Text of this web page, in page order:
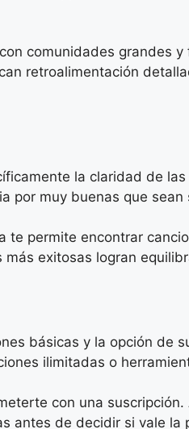
comunidades grandes
retroalimentación
la claridad de
por muy buenas que
permite encontrar
exitosas logran
básicas y la opción de
ilimitadas o
con una
antes de decidir si vale la